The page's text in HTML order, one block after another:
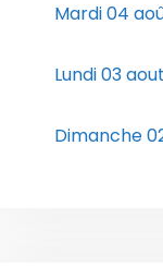
Mardi 04
Lundi 03
Dimanche